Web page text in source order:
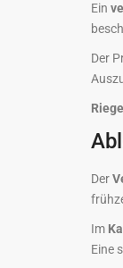
Ein
Der
Der
Im
Eine